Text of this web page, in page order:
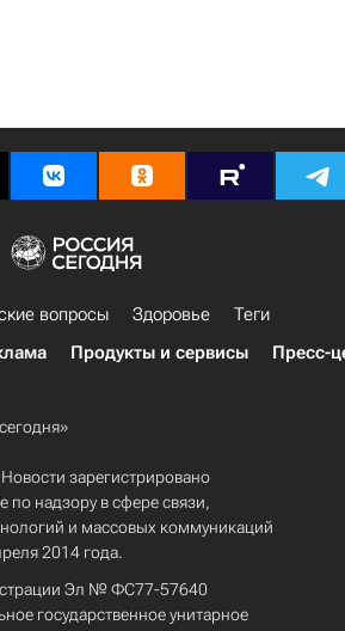
вопросы Здоровье
Теги
Продукты и сервисы Пресс-
зарегистрировано
по надзору в сфере связи,
и массовых коммуникаций
2014 года.
Эл № ФС77-57640
государственное унитарное